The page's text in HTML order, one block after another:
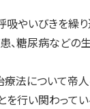
、糖尿病など
法について帝
い関わってい